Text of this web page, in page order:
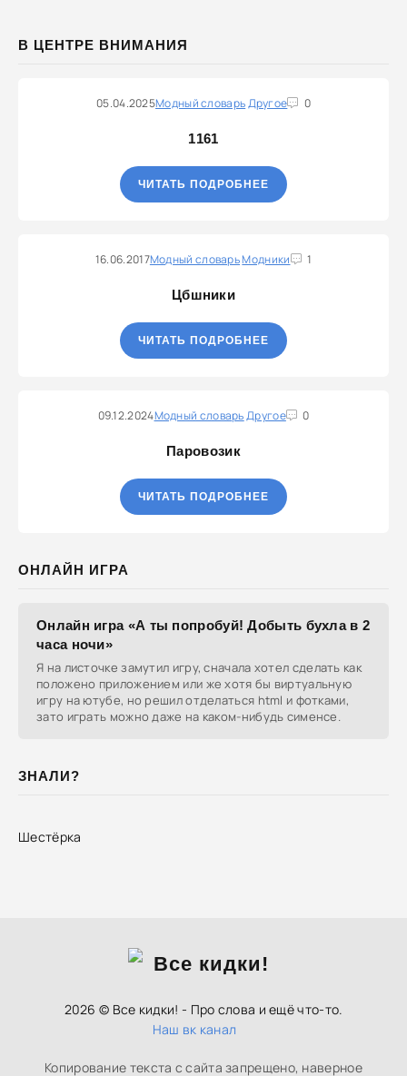
В ЦЕНТРЕ ВНИМАНИЯ
05.04.2025Модный словарьДругое 0
1161
ЧИТАТЬ ПОДРОБНЕЕ
16.06.2017Модный словарьМодники 1
Цбшники
ЧИТАТЬ ПОДРОБНЕЕ
09.12.2024Модный словарьДругое 0
Паровозик
ЧИТАТЬ ПОДРОБНЕЕ
ОНЛАЙН ИГРА
Онлайн игра «А ты попробуй! Добыть бухла в 2
часа ночи»
Я на листочке замутил игру, сначала хотел сделать как
положено приложением или же хотя бы виртуальную
игру на ютубе, но решил отделаться html и фотками,
зато играть можно даже на каком-нибудь сименсе.
ЗНАЛИ?
Шестёрка
2026 © Все кидки! - Про слова и ещё что-то.
Наш вк канал
Копирование текста с сайта запрещено, наверное